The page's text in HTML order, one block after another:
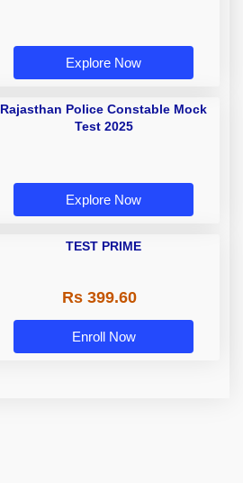
Explore Now
Rajasthan Police Constable Mock
Test 2025
Explore Now
TEST PRIME
Rs 399.60
Enroll Now